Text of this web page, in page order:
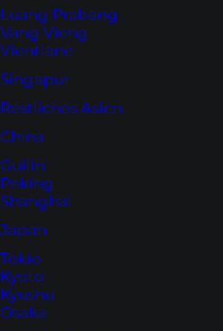
Luang Prabang
Vang Vieng
Vientiane
Singapur
Restliches Asien
China
Guilin
Peking
Shanghai
Japan
Tokio
Kyoto
Kyushu
Osaka